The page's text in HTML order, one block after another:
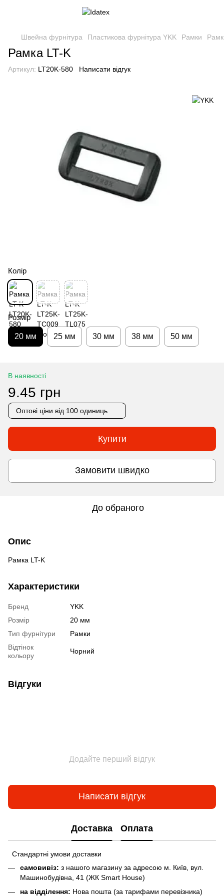
Швейна фурнітура Пластикова фурнітура YKK Рамки
Рамка LT-K
Артикул: LT20K-580 Написати відгук
Колір
Розмір
20 мм 25 мм 30 мм 38 мм 50 мм
В наявності
9.45 грн
Оптові ціни від 100 одиниць
Купити
Замовити швидко
До обраного
Опис
Рамка LT-K
Характеристики
Бренд
YKK
Розмір
20 мм
Тип фурнітури
Рамки
Відтінок
кольору
Чорний
Відгуки
Додайте перший відгук
Написати відгук
Доставка Оплата
Стандартні умови доставки
самовивіз: з нашого магазину за адресою м. Київ, вул.
Машинобудівна, 41 (ЖК Smart House)
на відділення: Нова пошта (за тарифами перевізника)